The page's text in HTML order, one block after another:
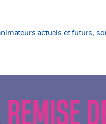
actuels et futurs,